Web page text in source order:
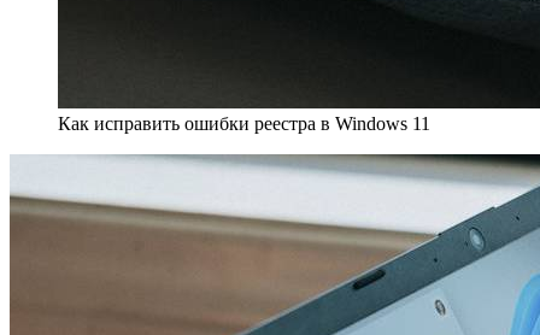
Как исправить ошибки реестра в Windows 11